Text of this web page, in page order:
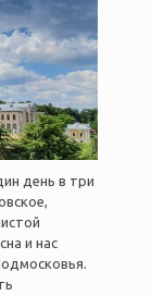
день в три
и нас